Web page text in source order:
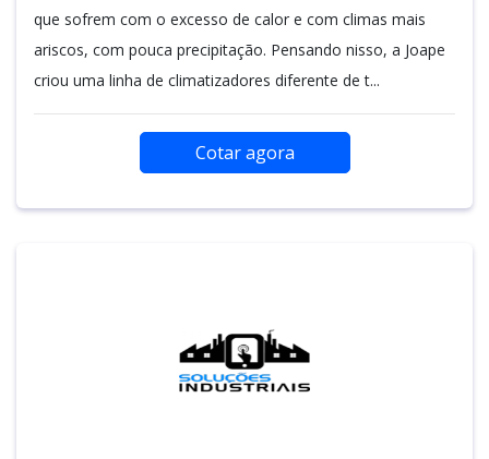
que sofrem com o excesso de calor e com climas mais
ariscos, com pouca precipitação. Pensando nisso, a Joape
criou uma linha de climatizadores diferente de t...
Cotar agora